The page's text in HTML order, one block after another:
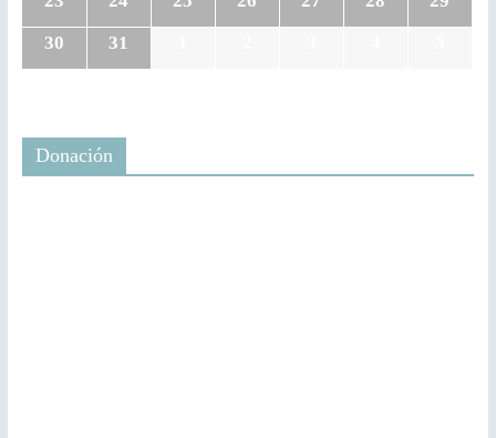
30
31
Donación